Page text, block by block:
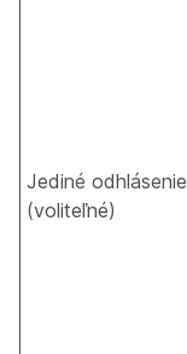
Jediné odhlásenie
(voliteľné)